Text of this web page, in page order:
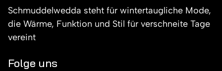
Schmuddelwedda steht für wintertaugliche Mode,
die Wärme, Funktion und Stil für verschneite Tage
vereint
Folge uns